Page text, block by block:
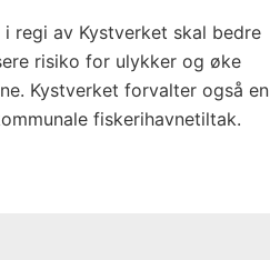
regi av Kystverket skal bedre
risiko for ulykker og øke
Kystverket forvalter også en
fiskerihavnetiltak.